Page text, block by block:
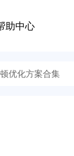
助中心
优化方案合集